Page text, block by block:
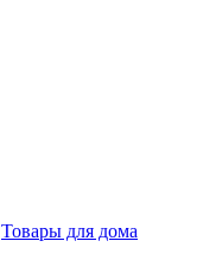
Товары для дома